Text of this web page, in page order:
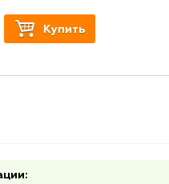
Купить